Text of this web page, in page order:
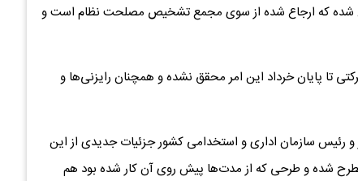
شده که ارجاع شده از سوی مجمع تشخیص مصلحت نظام است و
تا پایان خرداد این امر محقق نشده و همچنان رایزنی‌ها و
و رئیس سازمان اداری و استخدامی کشور جزئیات جدیدی از این
شده و طرحی که از مدت‌ها پیش روی آن کار شده بود هم